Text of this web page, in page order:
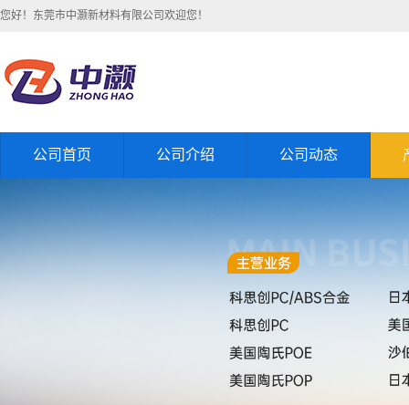
您好！东莞市中灏新材料有限公司欢迎您！
公司首页 公司介绍 公司动态